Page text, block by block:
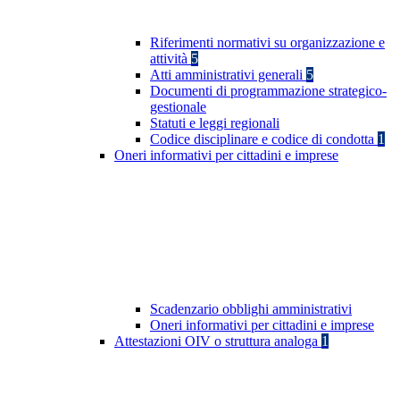
Riferimenti normativi su organizzazione e
attività 5
Atti amministrativi generali 5
Documenti di programmazione strategico-
gestionale
Statuti e leggi regionali
Codice disciplinare e codice di condotta 1
Oneri informativi per cittadini e imprese
Scadenzario obblighi amministrativi
Oneri informativi per cittadini e imprese
Attestazioni OIV o struttura analoga 1